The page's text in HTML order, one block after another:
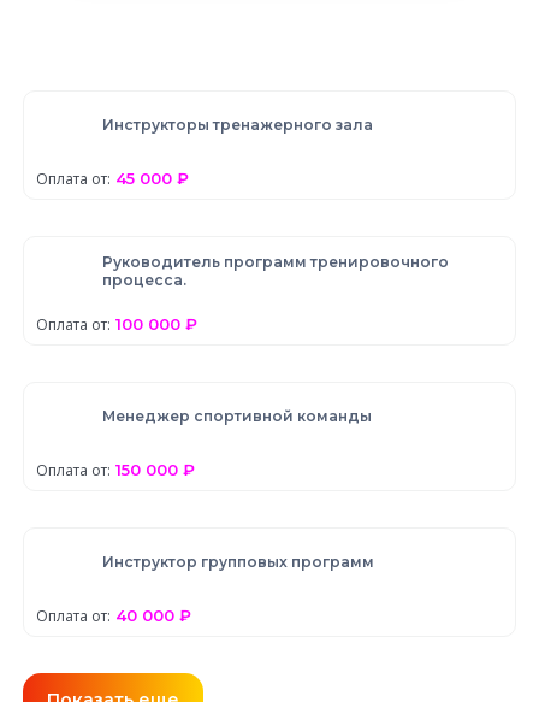
Инструкторы тренажерного зала
Оплата от: 45 000 ₽
Руководитель программ тренировочного
процесса.
Оплата от: 100 000 ₽
Менеджер спортивной команды
Оплата от: 150 000 ₽
Инструктор групповых программ
Оплата от: 40 000 ₽